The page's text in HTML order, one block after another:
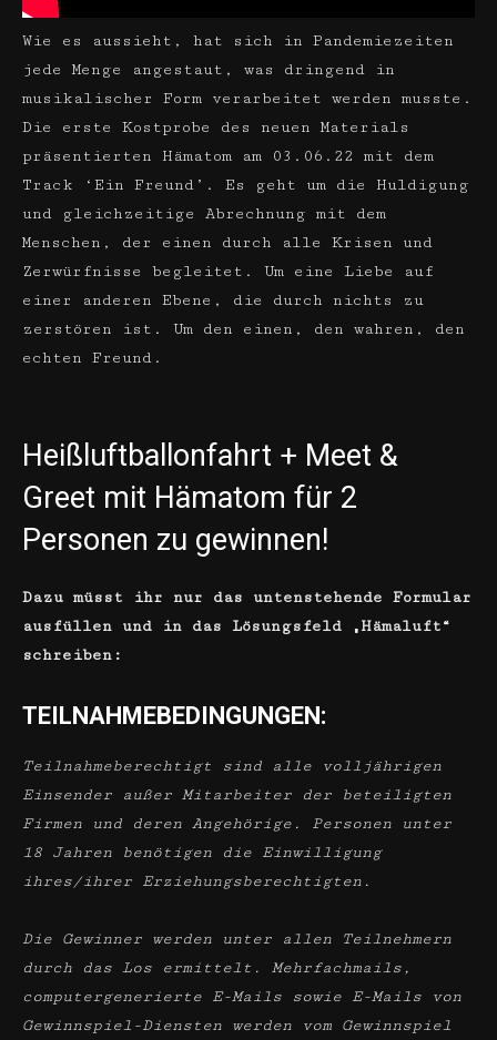
Wie es aussieht, hat sich in Pandemiezeiten
jede Menge angestaut, was dringend in
musikalischer Form verarbeitet werden musste.
Die erste Kostprobe des neuen Materials
präsentierten Hämatom am 03.06.22 mit dem
Track ‘Ein Freund’. Es geht um die Huldigung
und gleichzeitige Abrechnung mit dem
Menschen, der einen durch alle Krisen und
Zerwürfnisse begleitet. Um eine Liebe auf
einer anderen Ebene, die durch nichts zu
zerstören ist. Um den einen, den wahren, den
echten Freund.
Heißluftballonfahrt + Meet &
Greet mit Hämatom für 2
Personen zu gewinnen!
Dazu müsst ihr nur das untenstehende Formular
ausfüllen und in das Lösungsfeld „Hämaluft“
schreiben:
TEILNAHMEBEDINGUNGEN:
Teilnahmeberechtigt sind alle volljährigen
Einsender außer Mitarbeiter der beteiligten
Firmen und deren Angehörige. Personen unter
18 Jahren benötigen die Einwilligung
ihres/ihrer Erziehungsberechtigten.
Die Gewinner werden unter allen Teilnehmern
durch das Los ermittelt. Mehrfachmails,
computergenerierte E-Mails sowie E-Mails von
Gewinnspiel-Diensten werden vom Gewinnspiel